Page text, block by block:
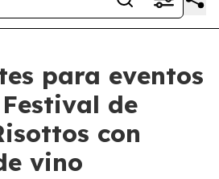
para eventos
de
con
vino